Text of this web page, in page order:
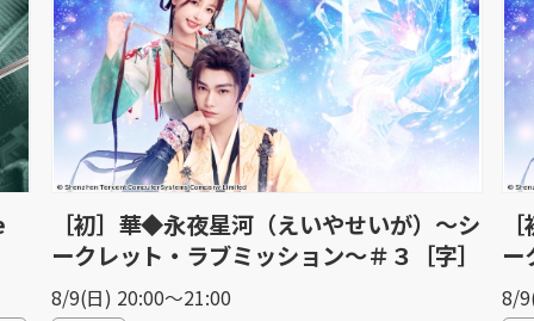
［初］華◆永夜星河（えいやせいが）〜シ
ークレット・ラブミッション〜＃３［字］
8/9(日) 20:00〜21:00
ー
8/